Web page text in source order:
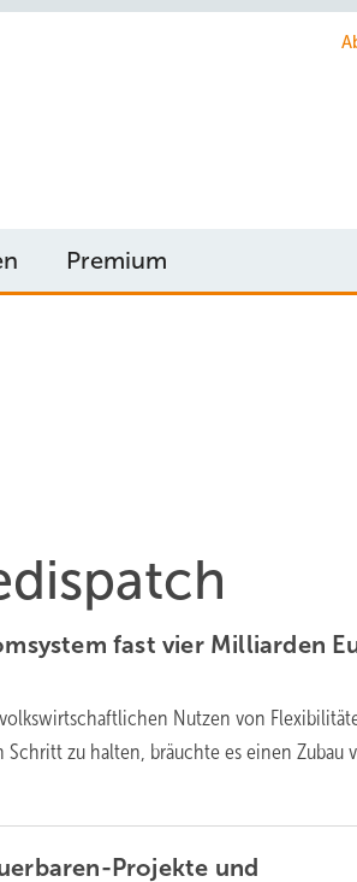
Premium
fast vier Milliarden
Nutzen von
Schritt zu halten, bräuchte es einen Zubau
Projekte und